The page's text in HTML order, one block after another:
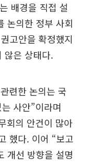
배경을 직접 설
논의한 정부 사회
고안을 확정했지
않은 상태다.
련한 논의는 국
사안”이라며
회의 안건이 많아
했다. 이어 “보고
개선 방향을 설명